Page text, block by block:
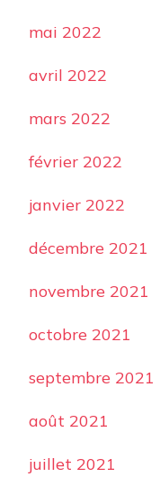
mai 2022
avril 2022
mars 2022
février 2022
janvier 2022
décembre 2021
novembre 2021
octobre 2021
septembre 2021
août 2021
juillet 2021